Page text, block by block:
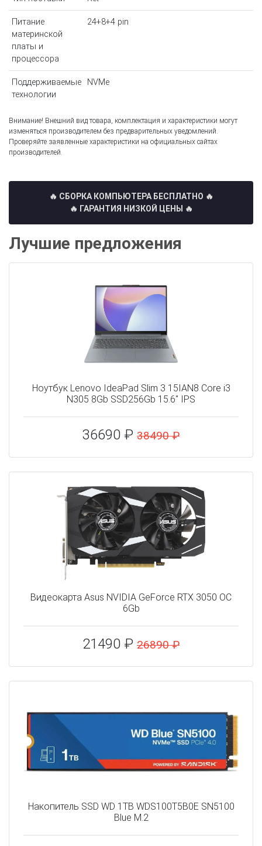
Питание
материнской
платы и
процессора
24+8+4 pin
Поддерживаемые
технологии
NVMe
Внимание! Внешний вид товара, комплектация и характеристики могут
изменяться производителем без предварительных уведомлений.
Проверяйте заявленные характеристики на официальных сайтах
производителей.
🔥 СБОРКА КОМПЬЮТЕРА БЕСПЛАТНО 🔥
🔥 ГАРАНТИЯ НИЗКОЙ ЦЕНЫ 🔥
Лучшие предложения
Ноутбук Lenovo IdeaPad Slim 3 15IAN8 Core i3
N305 8Gb SSD256Gb 15.6" IPS
36690 ₽ 38490 ₽
Видеокарта Asus NVIDIA GeForce RTX 3050 OC
6Gb
21490 ₽ 26890 ₽
Накопитель SSD WD 1TB WDS100T5B0E SN5100
Blue M.2